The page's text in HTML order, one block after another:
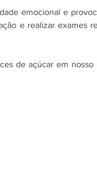
emocional e
e realizar exames
de açúcar em nosso